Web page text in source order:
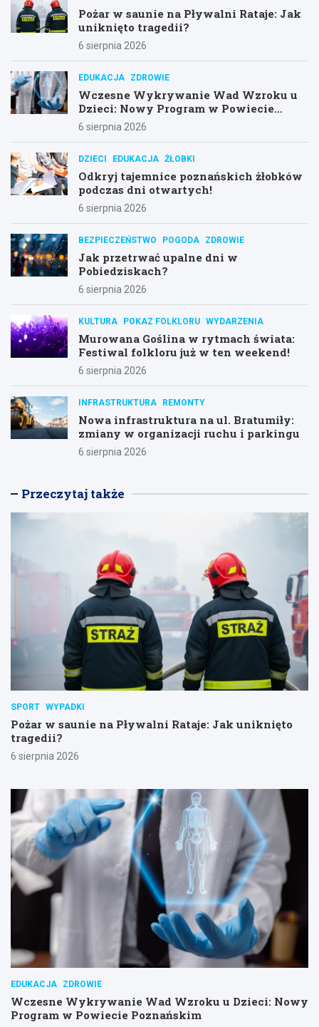
Pożar w saunie na Pływalni Rataje: Jak
uniknięto tragedii?
6 sierpnia 2026
EDUKACJA ZDROWIE
Wczesne Wykrywanie Wad Wzroku u
Dzieci: Nowy Program w Powiecie
Poznańskim
6 sierpnia 2026
DZIECI EDUKACJA ŻŁOBKI
Odkryj tajemnice poznańskich żłobków
podczas dni otwartych!
6 sierpnia 2026
BEZPIECZEŃSTWO POGODA ZDROWIE
Jak przetrwać upalne dni w
Pobiedziskach?
6 sierpnia 2026
KULTURA POKAZ FOLKLORU WYDARZENIA
Murowana Goślina w rytmach świata:
Festiwal folkloru już w ten weekend!
6 sierpnia 2026
INFRASTRUKTURA REMONTY
Nowa infrastruktura na ul. Bratumiły:
zmiany w organizacji ruchu i parkingu
6 sierpnia 2026
Przeczytaj także
SPORT WYPADKI
Pożar w saunie na Pływalni Rataje: Jak uniknięto
tragedii?
6 sierpnia 2026
EDUKACJA ZDROWIE
Wczesne Wykrywanie Wad Wzroku u Dzieci: Nowy
Program w Powiecie Poznańskim